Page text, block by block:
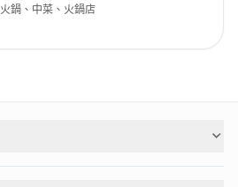
火鍋、中菜、火鍋店